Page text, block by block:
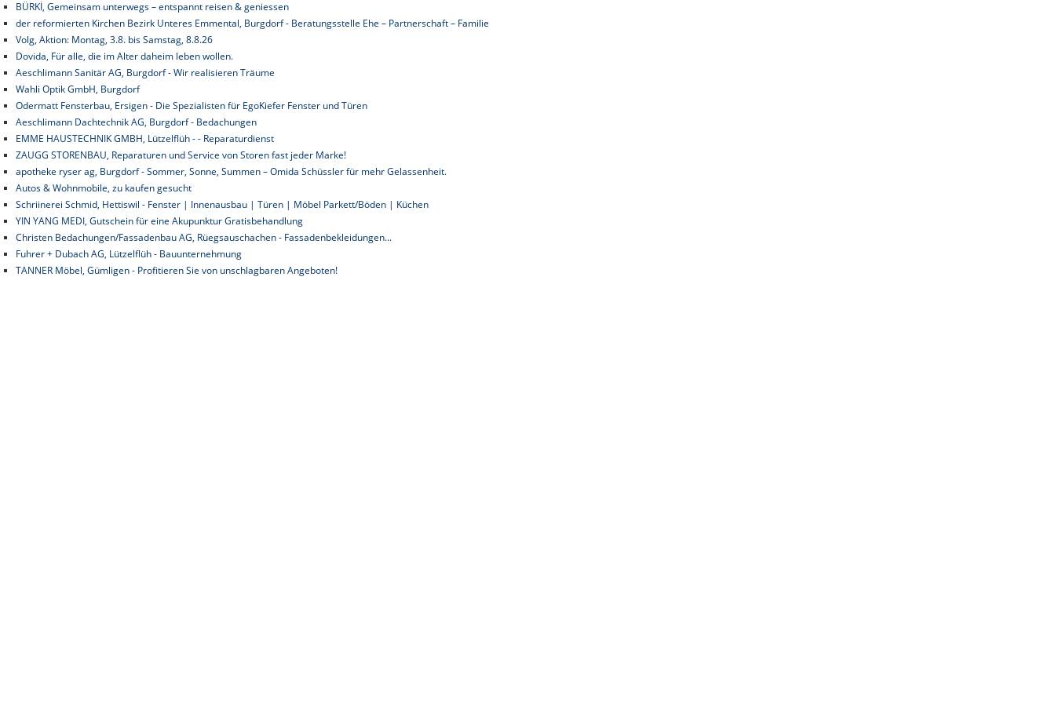
BÜRKİ, Gemeinsam unterwegs – entspannt reisen & geniessen
der reformierten Kirchen Bezirk Unteres Emmental, Burgdorf - Beratungsstelle Ehe – Partnerschaft – Familie
Volg, Aktion: Montag, 3.8. bis Samstag, 8.8.26
Dovida, Für alle, die im Alter daheim leben wollen.
Aeschlimann Sanitär AG, Burgdorf - Wir realisieren Träume
Wahli Optik GmbH, Burgdorf
Odermatt Fensterbau, Ersigen - Die Spezialisten für EgoKiefer Fenster und Türen
Aeschlimann Dachtechnik AG, Burgdorf - Bedachungen
EMME HAUSTECHNIK GMBH, Lützelflüh - - Reparaturdienst
ZAUGG STORENBAU, Reparaturen und Service von Storen fast jeder Marke!
apotheke ryser ag, Burgdorf - Sommer, Sonne, Summen – Omida Schüssler für mehr Gelassenheit.
Autos & Wohnmobile, zu kaufen gesucht
Schriinerei Schmid, Hettiswil - Fenster | Innenausbau | Türen | Möbel Parkett/Böden | Küchen
YIN YANG MEDI, Gutschein für eine Akupunktur Gratisbehandlung
Christen Bedachungen/Fassadenbau AG, Rüegsauschachen - Fassadenbekleidungen...
Fuhrer + Dubach AG, Lützelflüh - Bauunternehmung
TANNER Möbel, Gümligen - Profitieren Sie von unschlagbaren Angeboten!